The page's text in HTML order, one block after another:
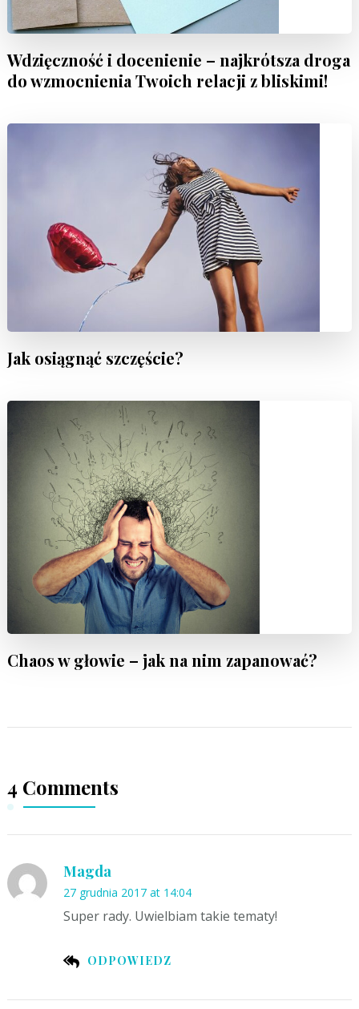
Wdzięczność i docenienie – najkrótsza droga
do wzmocnienia Twoich relacji z bliskimi!
Jak osiągnąć szczęście?
Chaos w głowie – jak na nim zapanować?
4 Comments
Magda
27 grudnia 2017 at 14:04
ODPOWIEDZ
Super rady. Uwielbiam takie tematy!